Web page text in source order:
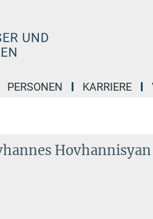
PERSONEN KARRIERE
Hovhannisyan